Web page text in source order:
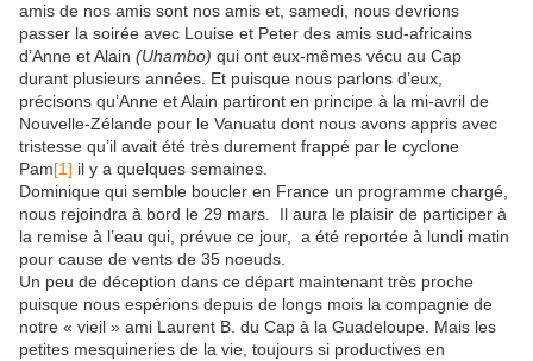
amis de nos amis sont nos amis et, samedi, nous devrions
passer la soirée avec Louise et Peter des amis sud-africains
d’Anne et Alain (Uhambo) qui ont eux-mêmes vécu au Cap
durant plusieurs années. Et puisque nous parlons d’eux,
précisons qu’Anne et Alain partiront en principe à la mi-avril de
Nouvelle-Zélande pour le Vanuatu dont nous avons appris avec
tristesse qu’il avait été très durement frappé par le cyclone
Pam[1] il y a quelques semaines.
Dominique qui semble boucler en France un programme chargé,
nous rejoindra à bord le 29 mars. Il aura le plaisir de participer à
la remise à l’eau qui, prévue ce jour, a été reportée à lundi matin
pour cause de vents de 35 noeuds.
Un peu de déception dans ce départ maintenant très proche
puisque nous espérions depuis de longs mois la compagnie de
notre « vieil » ami Laurent B. du Cap à la Guadeloupe. Mais les
petites mesquineries de la vie, toujours si productives en